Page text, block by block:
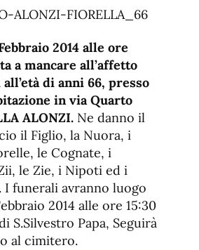
de
de
fuente.
2014 alle ore
a mancare all’affetto
di anni 66, presso
in via Quarto
ALONZI. Ne danno il
il Figlio, la Nuora, i
le Cognate, i
le Zie, i Nipoti ed i
funerali avranno luogo
2014 alle ore 15:30
S.Silvestro Papa, Seguirà
al cimitero.